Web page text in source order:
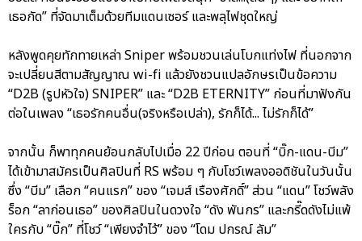
เธอกัด” ที่จัดมาเต็มด้วยทีมแดนเซอร์ และพลุไฟชุดใหญ่
หลังพูดคุยทักทายเหล่า Sniper พร้อมชวนเล่นโบกแท่งไฟ ที่นอกจาก
จะเปลี่ยนสีตามสัญญาณ wi-fi แล้วยังชวนแปลอักษรเป็นข้อความ
“D2B (รูปหัวใจ) SNIPER” และ “D2B ETERNITY” ก่อนที่มาฟังกัน
ต่อในเพลง “เธอรักคนอื่น(จริงหรือเปล่า), รักก็ได้... ไม่รักก็ได้”
จากนั้น ก็พาทุกคนย้อนกลับไปเมื่อ 22 ปีก่อน ตอนที่ “บิ๊ก-แดน-บีม”
ได้เข้ามาสมัครเป็นศิลปินที่ RS พร้อม ๆ กับโชว์เพลงออดิชันในวันนั้น
ซึ่ง “บีม” เลือก “คนแรก” ของ “เจมส์ เรืองศักดิ์” ส่วน “แดน” โชว์พลัง
ร็อก “ลาก่อนเธอ” ของศิลปินในดวงใจ “ดัง พันกร” และกรี๊ดดังไม่แพ้
ใครกับ “บิ๊ก” ที่โชว์ “เพียงจำไว้” ของ “โดม ปกรณ์ ลัม”